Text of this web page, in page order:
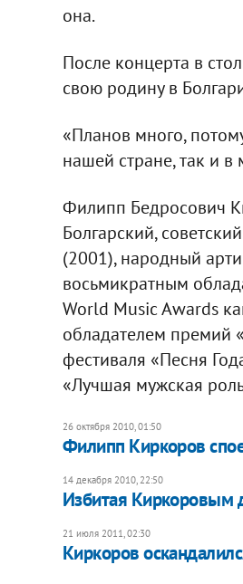
она.
После концерта в
свою родину в
«Планов много,
нашей стране, так и в
Филипп Бедросович
Болгарский,
(2001), народный
восьмикратным
World Music Awards
обладателем премий
фестиваля «Песня
«Лучшая мужская
26 октября 2010, 01:50
Филипп Киркоров
14 декабря 2010, 22:50
Избитая Киркоровым
21 июля 2011, 02:30
Киркоров